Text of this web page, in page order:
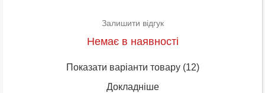
Залишити відгук
Немає в наявності
Показати варіанти товару (12)
Докладніше